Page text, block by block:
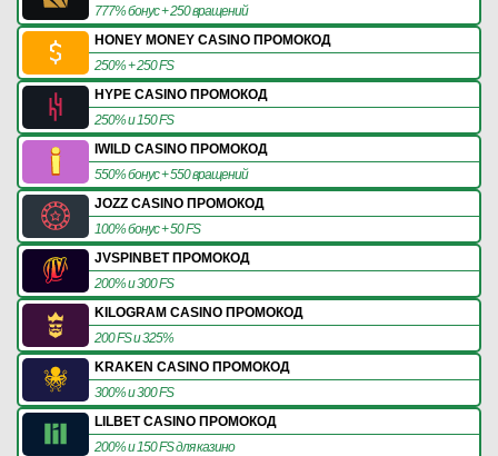
777% бонус + 250 вращений
HONEY MONEY CASINO ПРОМОКОД
250% + 250 FS
HYPE CASINO ПРОМОКОД
250% и 150 FS
IWILD CASINO ПРОМОКОД
550% бонус + 550 вращений
JOZZ CASINO ПРОМОКОД
100% бонус + 50 FS
JVSPINBET ПРОМОКОД
200% и 300 FS
KILOGRAM CASINO ПРОМОКОД
200 FS и 325%
KRAKEN CASINO ПРОМОКОД
300% и 300 FS
LILBET CASINO ПРОМОКОД
200% и 150 FS для казино